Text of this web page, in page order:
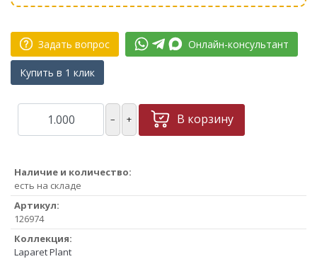
Задать вопрос Онлайн-консультант
Купить в 1 клик
– + В корзину
Наличие и количество:
есть на складе
Артикул:
126974
Коллекция:
Laparet Plant